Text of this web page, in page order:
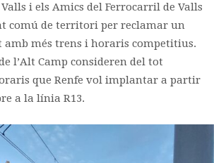
i els Amics del Ferrocarril de Valls
comú de territori per reclamar un
amb més trens i horaris competitius.
l’Alt Camp consideren del tot
que Renfe vol implantar a partir
a la línia R13.